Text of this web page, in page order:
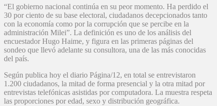
“El gobierno nacional continúa en su peor momento. Ha perdido el
30 por ciento de su base electoral, ciudadanos decepcionados tanto
con la economía como por la corrupción que se percibe en la
administración Milei”. La definición es uno de los análisis del
encuestador Hugo Haime, y figura en las primeras páginas del
sondeo que llevó adelante su consultora, una de las más conocidas
del país.
Según publica hoy el diario Página/12, en total se entrevistaron
1.200 ciudadanos, la mitad de forma presencial y la otra mitad por
entrevistas telefónicas asistidas por computadora. La muestra respeta
las proporciones por edad, sexo y distribución geográfica.